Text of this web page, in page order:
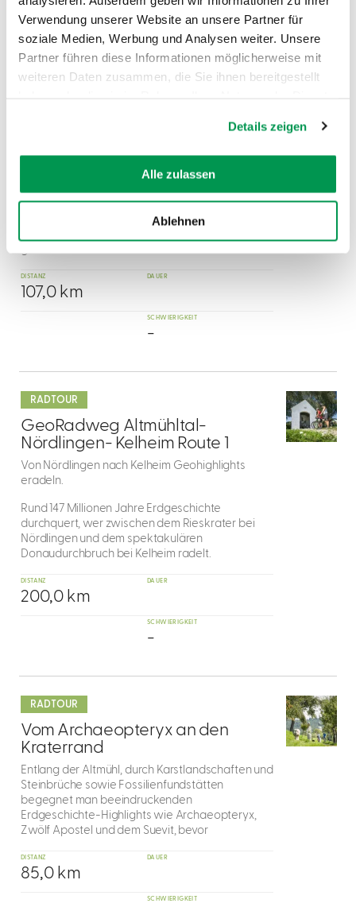
Verwendung unserer Website an unsere Partner für
soziale Medien, Werbung und Analysen weiter. Unsere
Partner führen diese Informationen möglicherweise mit
weiteren Daten zusammen, die Sie ihnen bereitgestellt
Details zeigen
Alle zulassen
Ablehnen
Ähnliche Touren
natürlichen Verlauf der Wörnitz von der Quelle in
Schillingsfürst bis nach Donauwörth, wo sie in die
DISTANZ
107,0 km
DAUER
SCHWIERIGKEIT
-
RADTOUR
2
GeoRadweg Altmühltal-
Nördlingen- Kelheim Route 1
Von Nördlingen nach Kelheim Geohighlights
eradeln.
Rund 147 Millionen Jahre Erdgeschichte
durchquert, wer zwischen dem Rieskrater bei
Nördlingen und dem spektakulären
Donaudurchbruch bei Kelheim radelt.
DISTANZ
200,0 km
DAUER
SCHWIERIGKEIT
-
dazu
RADTOUR
3
Vom Archaeopteryx an den
Kraterrand
Entlang der Altmühl, durch Karstlandschaften und
Steinbrüche sowie Fossilienfundstätten
begegnet man beeindruckenden
Erdgeschichte-Highlights wie Archaeopteryx,
Zwölf Apostel und dem Suevit, bevor
DISTANZ
85,0 km
DAUER
SCHWIERIGKEIT
dazu